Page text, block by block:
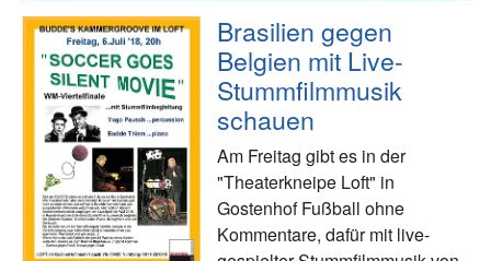
Brasilien gegen
Belgien mit Live-
Stummfilmmusik
schauen
Am Freitag gibt es in der
"Theaterkneipe Loft" in
Gostenhof Fußball ohne
Kommentare, dafür mit live-